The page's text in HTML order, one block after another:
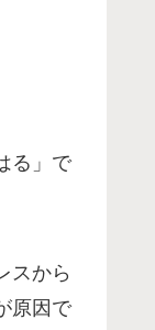
る」で
スから
原因で